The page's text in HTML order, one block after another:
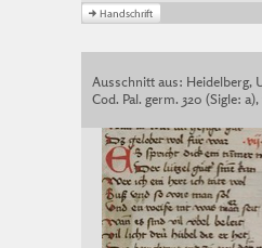
Ausschnitt aus: Heidelberg,
Cod. Pal. germ. 320 (Sigle: